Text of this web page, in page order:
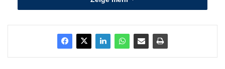
(Manager Magazin) und Dr. Manfred Böcker
(HR-PR Consult).